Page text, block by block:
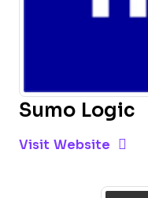
Sumo Logic
Visit Website